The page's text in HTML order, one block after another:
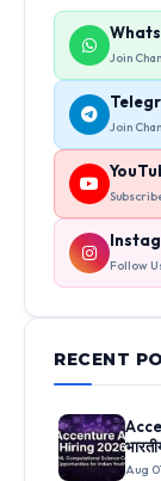
Join
Join
Follow
RECENT
Aug